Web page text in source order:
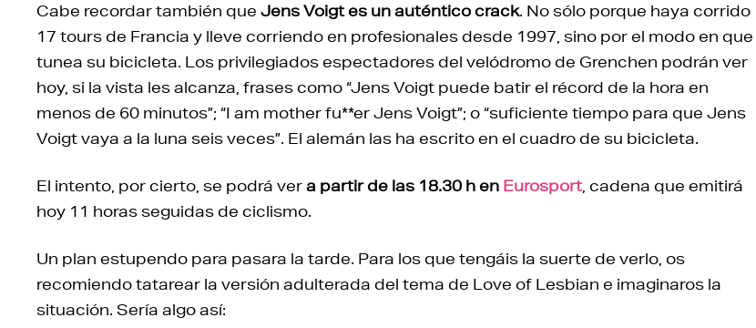
Cabe recordar también que Jens Voigt es un auténtico crack. No sólo porque haya corrido
17 tours de Francia y lleve corriendo en profesionales desde 1997, sino por el modo en que
tunea su bicicleta. Los privilegiados espectadores del velódromo de Grenchen podrán ver
hoy, si la vista les alcanza, frases como “Jens Voigt puede batir el récord de la hora en
menos de 60 minutos”; “I am mother fu**er Jens Voigt”; o “suficiente tiempo para que Jens
Voigt vaya a la luna seis veces”. El alemán las ha escrito en el cuadro de su bicicleta.
El intento, por cierto, se podrá vera partir de las 18.30 h en Eurosport, cadena que emitirá
hoy 11 horas seguidas de ciclismo.
Un plan estupendo para pasara la tarde. Para los que tengáis la suerte de verlo, os
recomiendo tatarear la versión adulterada del tema de Love of Lesbian e imaginaros la
situación. Sería algo así: